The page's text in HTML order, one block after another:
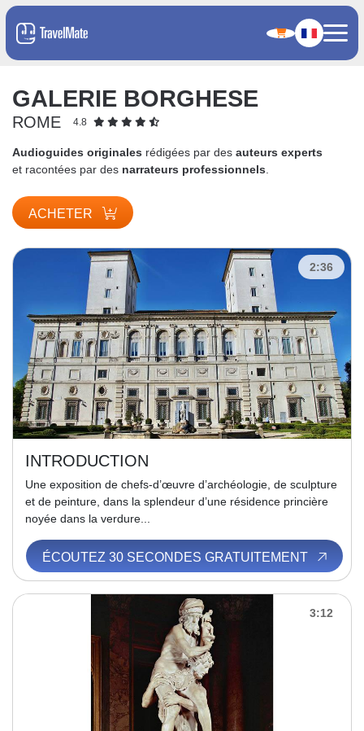
GALERIE BORGHESE
ROME 4.8
Audioguides originales rédigées par des auteurs experts
et racontées par des narrateurs professionnels
ACHETER
2:36
INTRODUCTION
Une exposition de chefs-d’œuvre d’archéologie, de sculpture
et de peinture, dans la splendeur d’une résidence princière
noyée dans la verdure...
ÉCOUTEZ 30 SECONDES GRATUITEMENT
3:12